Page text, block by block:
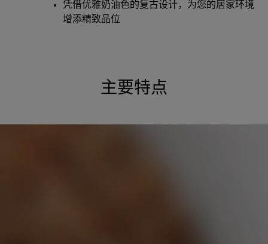
凭借优雅奶油色的复古设计，为您的居家环境
增添精致品位
主要特点